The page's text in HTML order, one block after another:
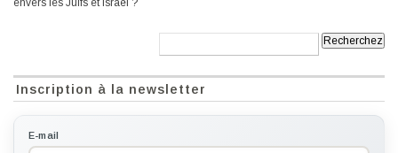
envers les Juifs et Israël ?
Inscription à la newsletter
E-mail